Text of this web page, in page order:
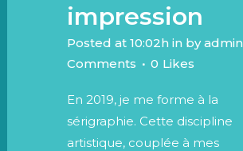
impression
Posted at 10:02h in byadmin
Comments
0 Likes
En 2019, je me forme à la
sérigraphie. Cette discipline
artistique, couplée à mes